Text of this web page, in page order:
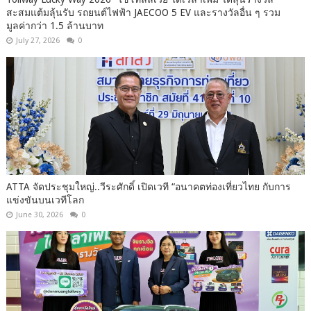
สะสมแต้มลุ้นรับ รถยนต์ไฟฟ้า JAECOO 5 EV และรางวัลอื่น ๆ รวม
มูลค่ากว่า 1.5 ล้านบาท
July 27, 2026 0
ATTA จัดประชุมใหญ่..วีระศักดิ์ เปิดเวที “อนาคตท่องเที่ยวไทย กับการ
แข่งขันบนเวทีโลก
June 30, 2026 0